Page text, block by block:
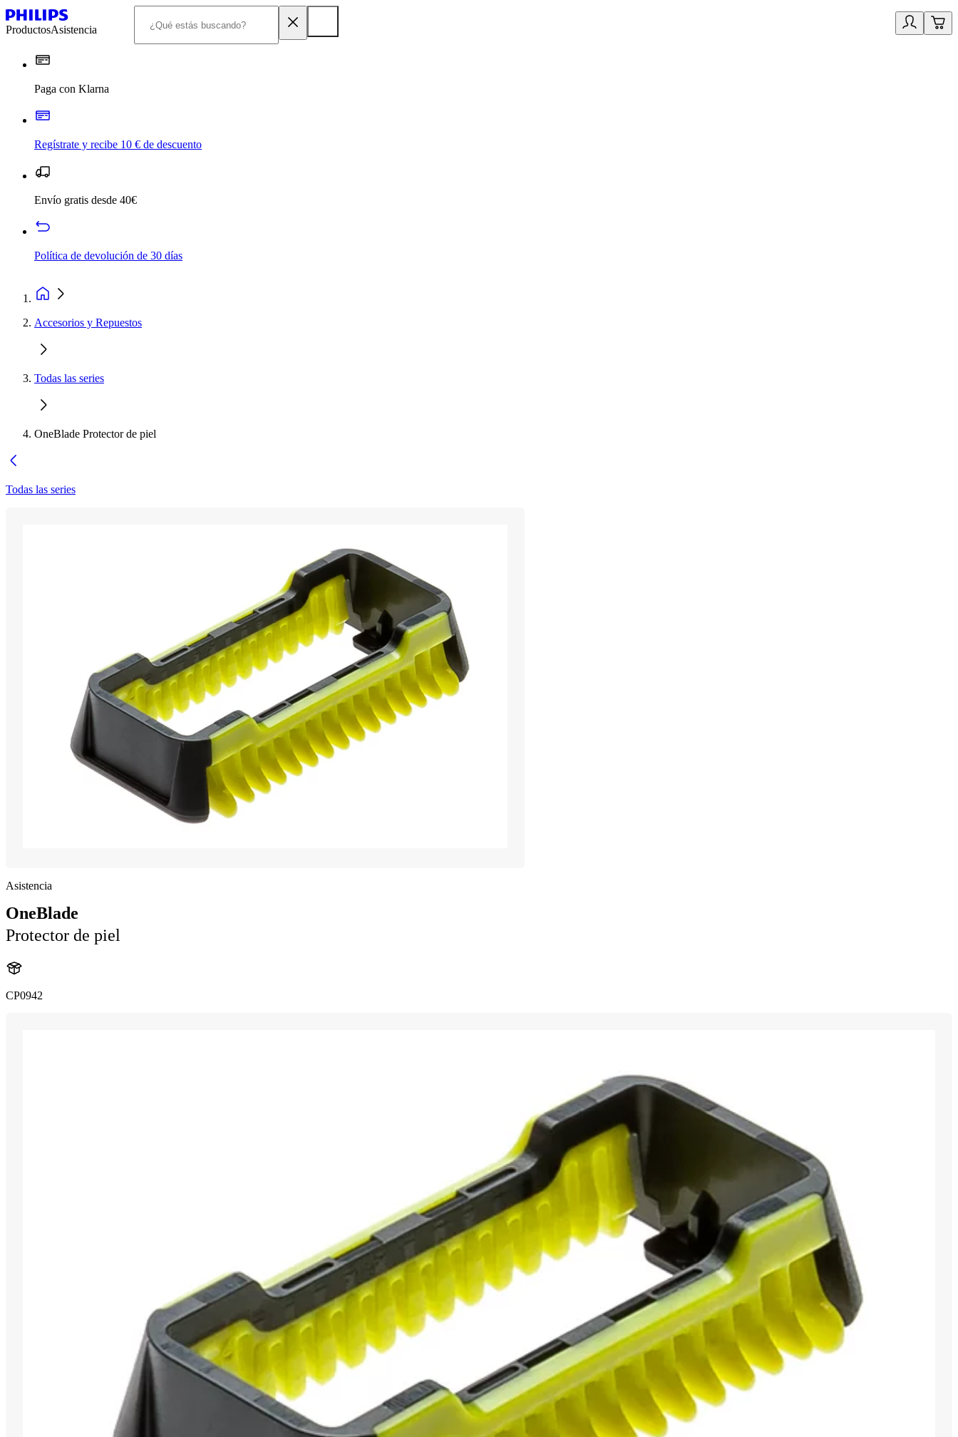
ProductosAsistencia
Paga con Klarna
Regístrate y recibe 10 € de descuento
Envío gratis desde 40€
Política de devolución de 30 días
Accesorios y Repuestos
Todas las series
OneBlade Protector de piel
Todas las series
Asistencia
OneBlade
Protector de piel
CP0942